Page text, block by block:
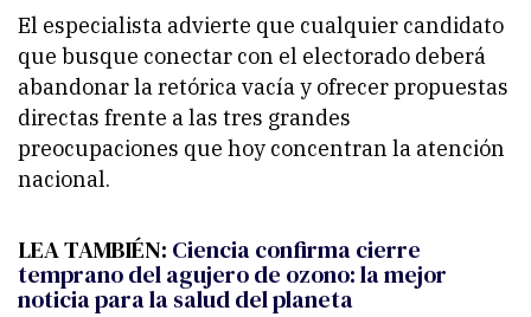
El especialista advierte que cualquier candidato
que busque conectar con el electorado deberá
abandonar la retórica vacía y ofrecer propuestas
directas frente a las tres grandes
preocupaciones que hoy concentran la atención
nacional.
LEA TAMBIÉN: Ciencia confirma cierre
temprano del agujero de ozono: la mejor
noticia para la salud del planeta